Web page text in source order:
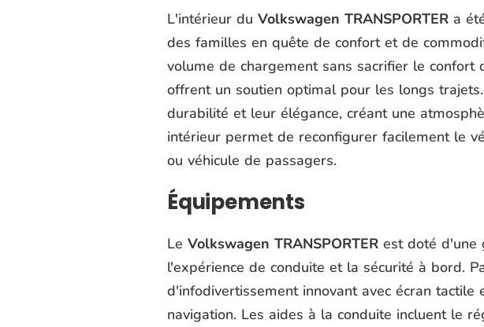
L'intérieur du Volkswagen TRANSPORTER a
des familles en quête de confort et de
volume de chargement sans sacrifier le confort
offrent un soutien optimal pour les longs
durabilité et leur élégance, créant une
intérieur permet de reconfigurer facilement le
ou véhicule de passagers.
Équipements
Le Volkswagen TRANSPORTER est doté d'une
l'expérience de conduite et la sécurité à bord.
d'infodivertissement innovant avec écran
navigation. Les aides à la conduite incluent le